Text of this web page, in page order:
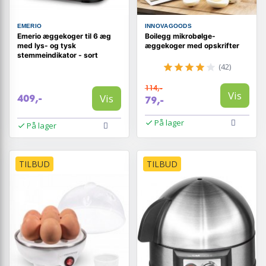
EMERIO
Emerio æggekoger til 6 æg
med lys- og tysk
stemmeindikator - sort
409,- Vis
På lager
INNOVAGOODS
Boilegg mikrobølge-
æggekoger med opskrifter
(42)
114,-
79,- Vis
På lager
TILBUD TILBUD